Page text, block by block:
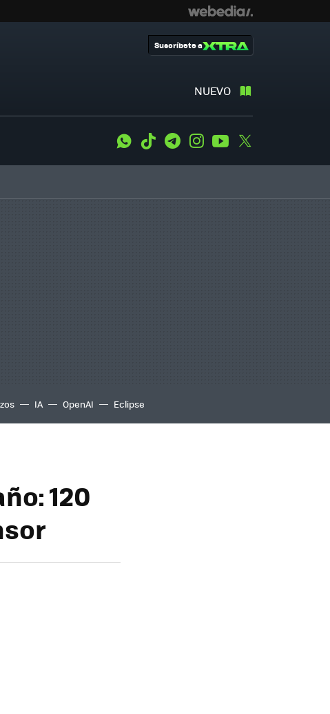
NUEVO
Suscríbete a
WhatsApp
Tiktok TelegramInstagramYoutube
IA OpenAI Eclipse
120